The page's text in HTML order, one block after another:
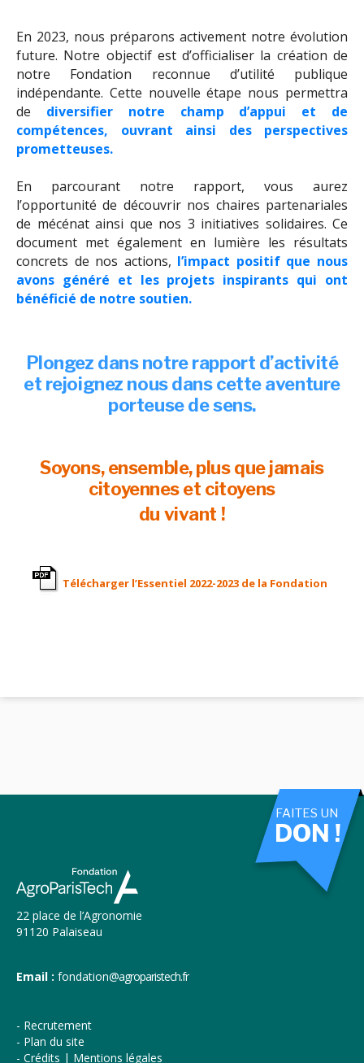
En 2023, nous préparons activement notre évolution
future. Notre objectif est d’officialiser la création de
notre Fondation reconnue d’utilité publique
indépendante. Cette nouvelle étape nous permettra
de diversifier notre champ d’appui et de
compétences, ouvrant ainsi des perspectives
prometteuses.
En parcourant notre rapport, vous aurez
l’opportunité de découvrir nos chaires partenariales
de mécénat ainsi que nos 3 initiatives solidaires. Ce
document met également en lumière les résultats
concrets de nos actions, l’impact positif que nous
avons généré et les projets inspirants qui ont
bénéficié de notre soutien.
Plongez dans notre rapport d’activité
et rejoignez nous dans cette aventure
porteuse de sens.
Soyons, ensemble, plus que jamais
citoyennes et citoyens
du vivant !
Télécharger l’Essentiel 2022-2023 de la Fondation
22 place de l’Agronomie
91120 Palaiseau
Email : fondation@agroparistech.fr
Recrutement
Plan du site
Crédits | Mentions légales
FAITES UN
DON !